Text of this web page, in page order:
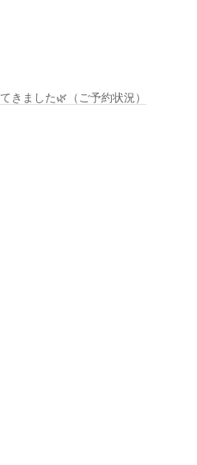
きました🌿（ご予約状況）